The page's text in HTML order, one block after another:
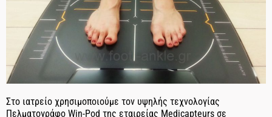
Στο ιατρείο χρησιμοποιούμε τον υψηλής τεχνολογίας
Πελματογράφο Win-Pod της εταιρείας Medicapteurs σε